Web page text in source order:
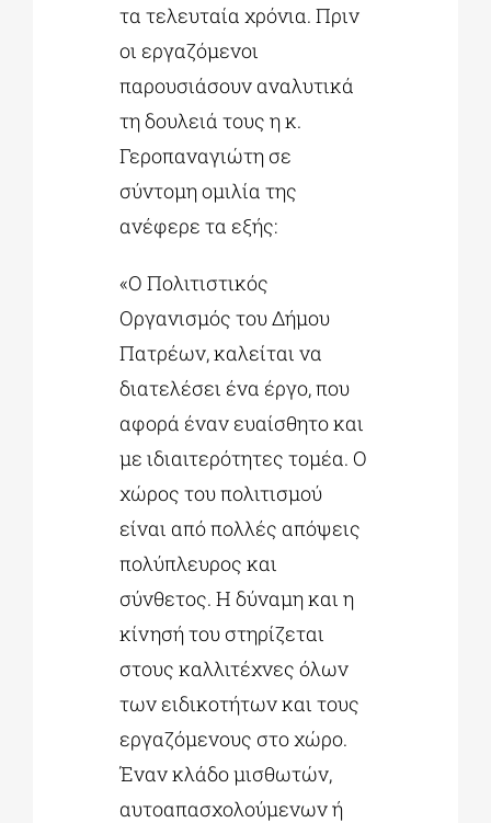
τα τελευταία χρόνια. Πριν
οι εργαζόμενοι
παρουσιάσουν αναλυτικά
τη δουλειά τους η κ.
Γεροπαναγιώτη σε
σύντομη ομιλία της
ανέφερε τα εξής:
«Ο Πολιτιστικός
Οργανισμός του Δήμου
Πατρέων, καλείται να
διατελέσει ένα έργο, που
αφορά έναν ευαίσθητο και
με ιδιαιτερότητες τομέα. Ο
χώρος του πολιτισμού
είναι από πολλές απόψεις
πολύπλευρος και
σύνθετος. Η δύναμη και η
κίνησή του στηρίζεται
στους καλλιτέχνες όλων
των ειδικοτήτων και τους
εργαζόμενους στο χώρο.
Έναν κλάδο μισθωτών,
αυτοαπασχολούμενων ή